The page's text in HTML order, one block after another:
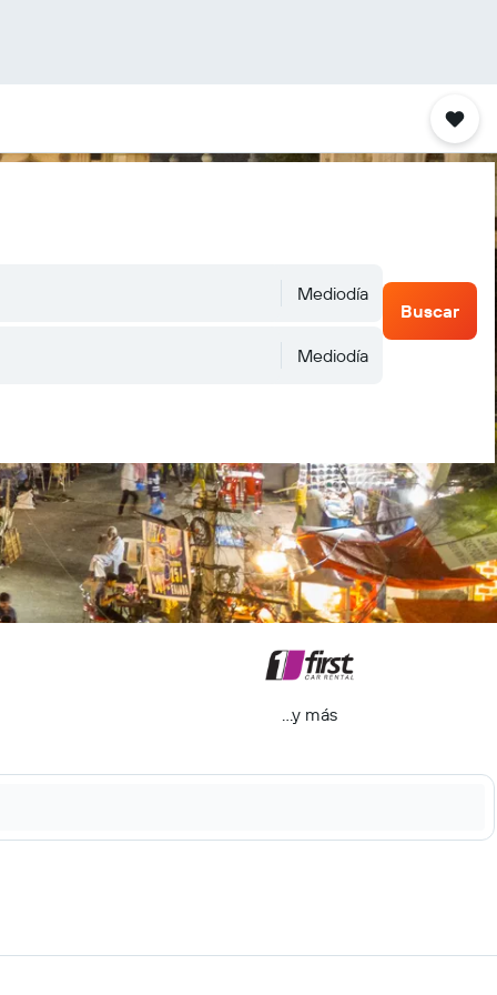
Mediodía
Mediodía
Buscar
...y más